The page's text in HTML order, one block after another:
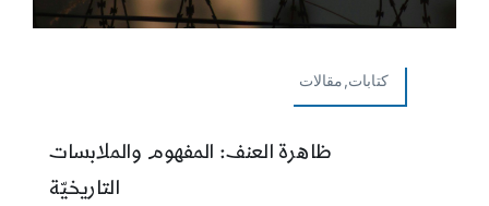
كتابات,مقالات
ظاهرة العنف: المفهوم والملابسات
التاريخيّة